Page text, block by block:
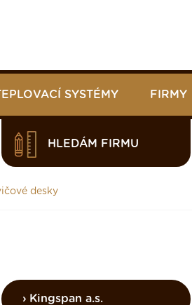
SYSTÉMY FIRMY
HLEDÁM FIRMU
desky
Kingspan a.s.